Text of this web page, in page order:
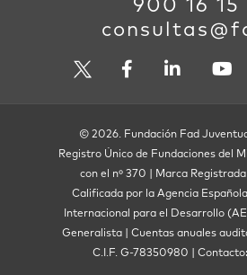
900 16 15
© 2026. Fundación Fad
Registro Único de Fundaciones del
con el nº 370 | Marca Registrada
Calificada por la Agencia
Internacional para el Desarrollo
Generalista | Cuentas anuales
C.I.F. G-78350980 |